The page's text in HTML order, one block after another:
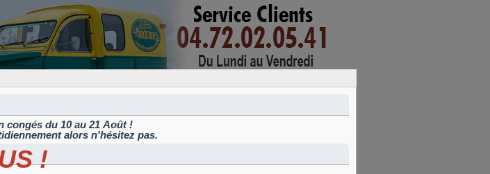
Traitement
Corrosion
congés du 10 au 21 Août !
alors n'hésitez pas.
!